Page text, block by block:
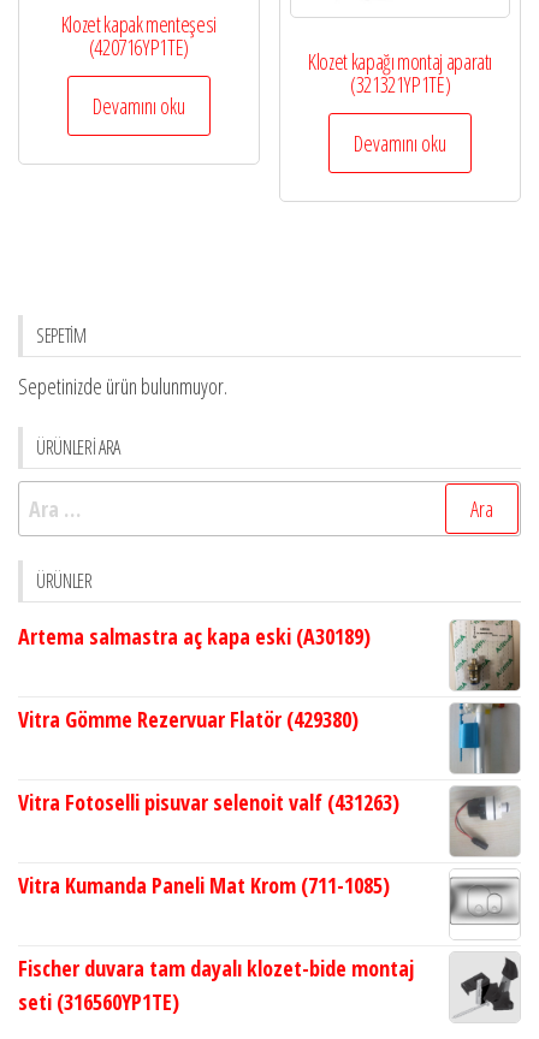
Klozet kapak menteşesi
(420716YP1TE)
Devamını oku
Klozet kapağı montaj aparatı
(321321YP1TE)
Devamını oku
SEPETİM
Sepetinizde ürün bulunmuyor.
ÜRÜNLERİ ARA
Arama:
ÜRÜNLER
Artema salmastra aç kapa eski (A30189)
Vitra Gömme Rezervuar Flatör (429380)
Vitra Fotoselli pisuvar selenoit valf (431263)
Vitra Kumanda Paneli Mat Krom (711-1085)
Fischer duvara tam dayalı klozet-bide montaj
seti (316560YP1TE)